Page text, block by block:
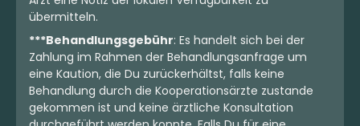
übermitteln.
***Behandlungsgebühr: Es handelt sich bei der
Zahlung im Rahmen der Behandlungsanfrage um
eine Kaution, die Du zurückerhältst, falls keine
Behandlung durch die Kooperationsärzte zustande
gekommen ist und keine ärztliche Konsultation